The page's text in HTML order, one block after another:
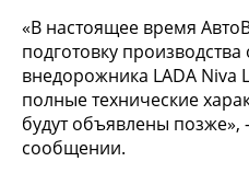
«В настоящее время
подготовку
внедорожника LADA Niva
полные технические
будут объявлены позже»,
сообщении.